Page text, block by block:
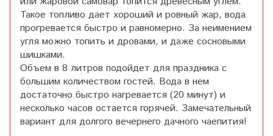
Такое топливо дает хороший и ровный жар, вода
прогревается быстро и равномерно. За неимением
угля можно топить и дровами, и даже сосновыми
шишками.
Объем в 8 литров подойдет для праздника с
большим количеством гостей. Вода в нем
достаточно быстро нагревается (20 минут) и
несколько часов остается горячей. Замечательный
вариант для долгого вечернего дачного чаепития!